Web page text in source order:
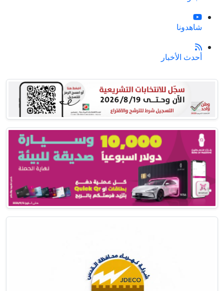
شاهدونا
أحدث الأخبار